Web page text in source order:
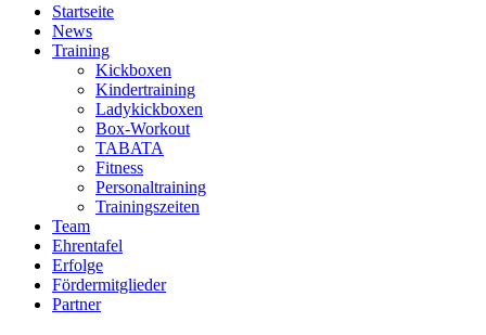
Startseite
News
Training
Kickboxen
Kindertraining
Ladykickboxen
Box-Workout
TABATA
Fitness
Personaltraining
Trainingszeiten
Team
Ehrentafel
Erfolge
Fördermitglieder
Partner